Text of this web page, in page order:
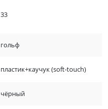
33
гольф
пластик+каучук (soft-touch)
чёрный